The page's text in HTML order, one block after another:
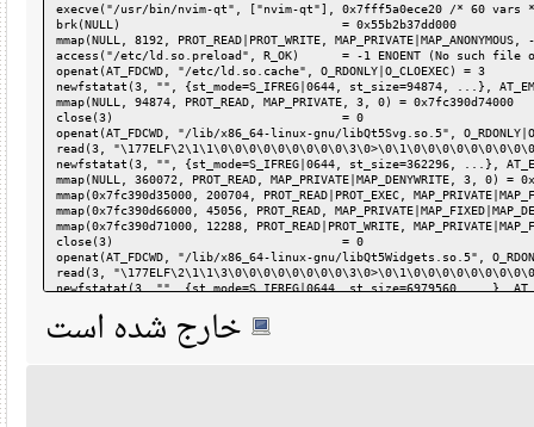
execve("/usr/bin/nvim-qt", ["nvim-qt"], 0x7fff5a0ece20 /* 60
brk(NULL)                               = 0x55b2b37dd000
mmap(NULL, 8192, PROT_READ|PROT_WRITE,
access("/etc/ld.so.preload", R_OK)      = -1 ENOENT (No
openat(AT_FDCWD, "/etc/ld.so.cache", O_RDONLY|O_CLOEXEC) = 3
newfstatat(3, "", {st_mode=S_IFREG|0644, st_size=94874, ...},
mmap(NULL, 94874, PROT_READ, MAP_PRIVATE, 3, 0) =
close(3)                                = 0
openat(AT_FDCWD, "/lib/x86_64-linux-gnu/libQt5Svg.so.5",
read(3,
newfstatat(3, "", {st_mode=S_IFREG|0644, st_size=362296, ...},
mmap(NULL, 360072, PROT_READ, MAP_PRIVATE|MAP_DENYWRITE, 3,
mmap(0x7fc390d35000, 200704, PROT_READ|PROT_EXEC,
mmap(0x7fc390d66000, 45056, PROT_READ,
mmap(0x7fc390d71000, 12288, PROT_READ|PROT_WRITE,
close(3)                                = 0
openat(AT_FDCWD, "/lib/x86_64-linux-gnu/libQt5Widgets.so.5",
read(3,
newfstatat(3, "", {st_mode=S_IFREG|0644, st_size=6979560, ...},
mmap(0x7fc39074e000, 3952640, PROT_READ|PROT_EXEC,
mmap(0x7fc390b13000, 1454080, PROT_READ,
mmap(0x7fc390c76000, 204800, PROT_READ|PROT_WRITE,
خارج شده است